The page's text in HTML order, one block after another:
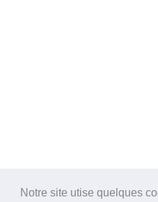
Notre site utise quelques